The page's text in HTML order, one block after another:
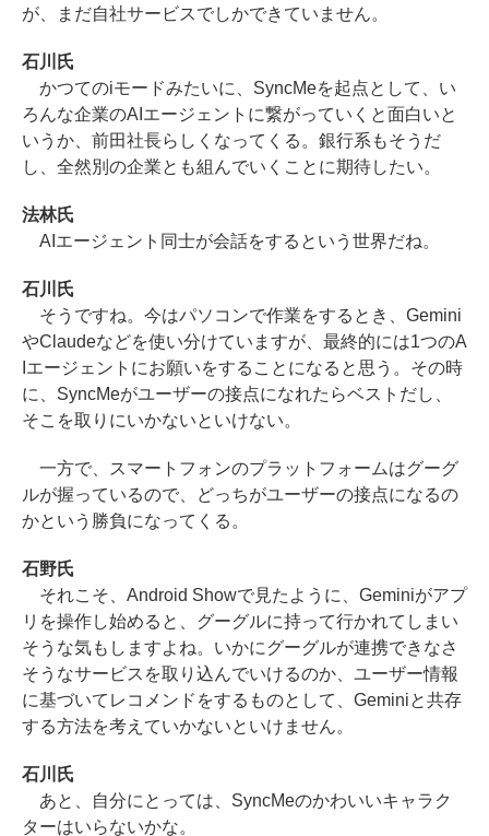
が、まだ自社サービスでしかできていません。
石川氏
かつてのiモードみたいに、SyncMeを起点として、い
ろんな企業のAIエージェントに繋がっていくと面白いと
いうか、前田社長らしくなってくる。銀行系もそうだ
し、全然別の企業とも組んでいくことに期待したい。
法林氏
AIエージェント同士が会話をするという世界だね。
石川氏
そうですね。今はパソコンで作業をするとき、Gemini
やClaudeなどを使い分けていますが、最終的には1つのA
Iエージェントにお願いをすることになると思う。その時
に、SyncMeがユーザーの接点になれたらベストだし、
そこを取りにいかないといけない。
一方で、スマートフォンのプラットフォームはグーグ
ルが握っているので、どっちがユーザーの接点になるの
かという勝負になってくる。
石野氏
それこそ、Android Showで見たように、Geminiがアプ
リを操作し始めると、グーグルに持って行かれてしまい
そうな気もしますよね。いかにグーグルが連携できなさ
そうなサービスを取り込んでいけるのか、ユーザー情報
に基づいてレコメンドをするものとして、Geminiと共存
する方法を考えていかないといけません。
石川氏
あと、自分にとっては、SyncMeのかわいいキャラク
ターはいらないかな。